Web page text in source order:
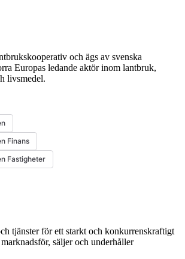
och ägs av svenska
Europas ledande aktör inom lantbruk,
livsmedel.
Finans
Fastigheter
tjänster för ett starkt och konkurrenskraftigt
säljer och underhåller